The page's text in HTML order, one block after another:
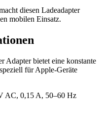
diesen Ladeadapter
mobilen Einsatz.
Adapter bietet eine konstante
für Apple-Geräte
AC, 0,15 A, 50–60 Hz